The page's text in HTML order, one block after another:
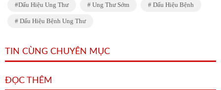
Dấu Hiệu Ung Thư Ung Thư Sớm Dấu Hiệu Bệnh
Dấu Hiệu Bệnh Ung Thư
TIN CÙNG CHUYÊN MỤC
ĐỌC THÊM